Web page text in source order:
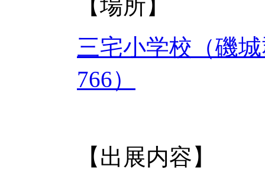
【場所】
三宅小学校（磯
766）
【出展内容】